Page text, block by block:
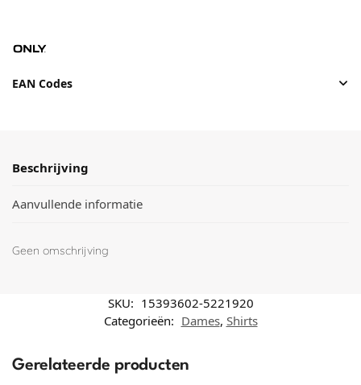
EAN Codes
Beschrijving
Aanvullende informatie
Geen omschrijving
SKU: 15393602-5221920
Categorieën: Dames, Shirts
Gerelateerde producten